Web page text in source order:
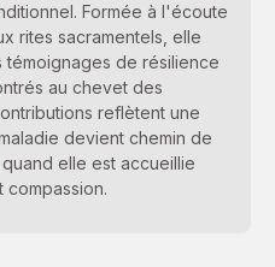
Formée à l'écoute
rites sacramentels, elle
témoignages de résilience
au chevet des
reflètent une
devient chemin de
elle est accueillie